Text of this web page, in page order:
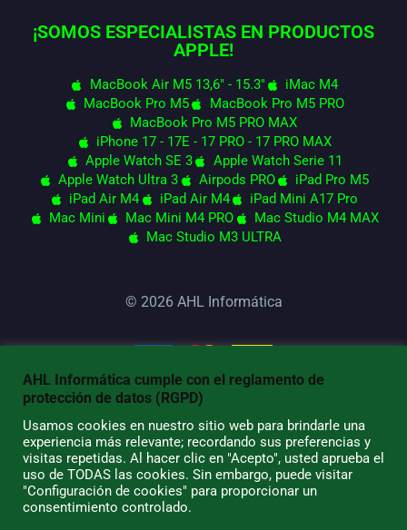
¡SOMOS ESPECIALISTAS EN PRODUCTOS
APPLE!
MacBook Air M5 13,6" - 15.3"
iMac M4
MacBook Pro M5
MacBook Pro M5 PRO
MacBook Pro M5 PRO MAX
iPhone 17 - 17E - 17 PRO - 17 PRO MAX
Apple Watch SE 3
Apple Watch Serie 11
Apple Watch Ultra 3
Airpods PRO
iPad Pro M5
iPad Air M4
iPad Air M4
iPad Mini A17 Pro
Mac Mini
Mac Mini M4 PRO
Mac Studio M4 MAX
Mac Studio M3 ULTRA
© 2026 AHL Informática
AHL Informática cumple con el reglamento de
protección de datos (RGPD)
Usamos cookies en nuestro sitio web para brindarle una
experiencia más relevante; recordando sus preferencias y
visitas repetidas. Al hacer clic en "Acepto", usted aprueba el
uso de TODAS las cookies. Sin embargo, puede visitar
"Configuración de cookies" para proporcionar un
consentimiento controlado.